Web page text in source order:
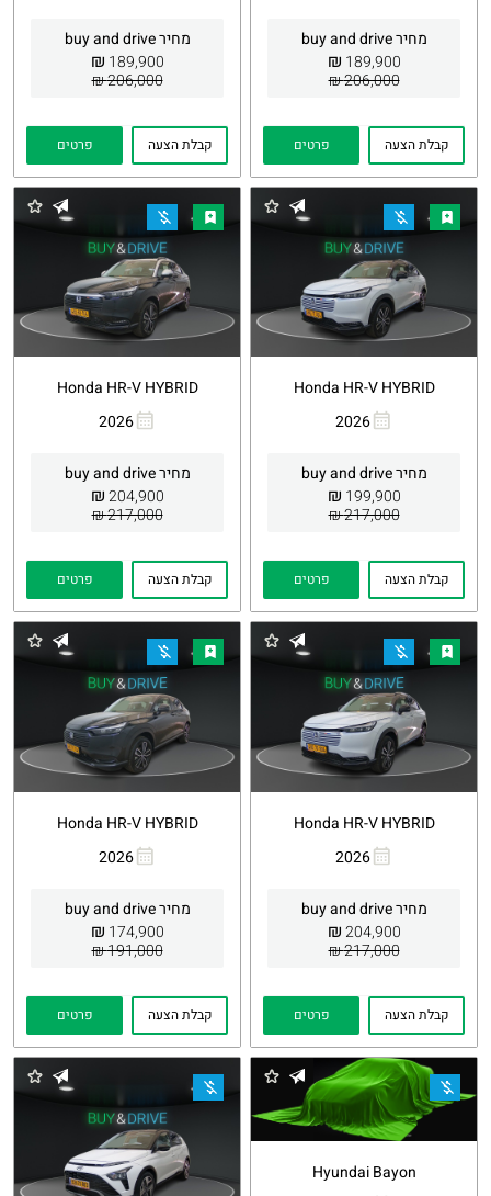
מחיר buy and drive
189,900
₪
206,000 ₪
קבלת הצעה פרטים
מחיר buy and drive
189,900
₪
206,000 ₪
קבלת הצעה פרטים
Honda HR-V HYBRID
2026
מחיר buy and drive
199,900
₪
217,000 ₪
Whatsapp
קבלת הצעה פרטים
Honda HR-V HYBRID
2026
מחיר buy and drive
204,900
₪
217,000 ₪
Whatsapp
קבלת הצעה פרטים
Honda HR-V HYBRID
2026
מחיר buy and drive
204,900
₪
217,000 ₪
Whatsapp
קבלת הצעה פרטים
Honda HR-V HYBRID
2026
מחיר buy and drive
174,900
₪
191,000 ₪
Whatsapp
קבלת הצעה פרטים
Hyundai Bayon